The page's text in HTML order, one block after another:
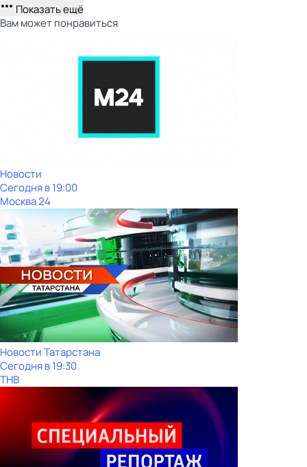
Показать ещё
Вам может понравиться
Новости
Сегодня в 19:00
Москва 24
Новости Татарстана
Сегодня в 19:30
ТНВ